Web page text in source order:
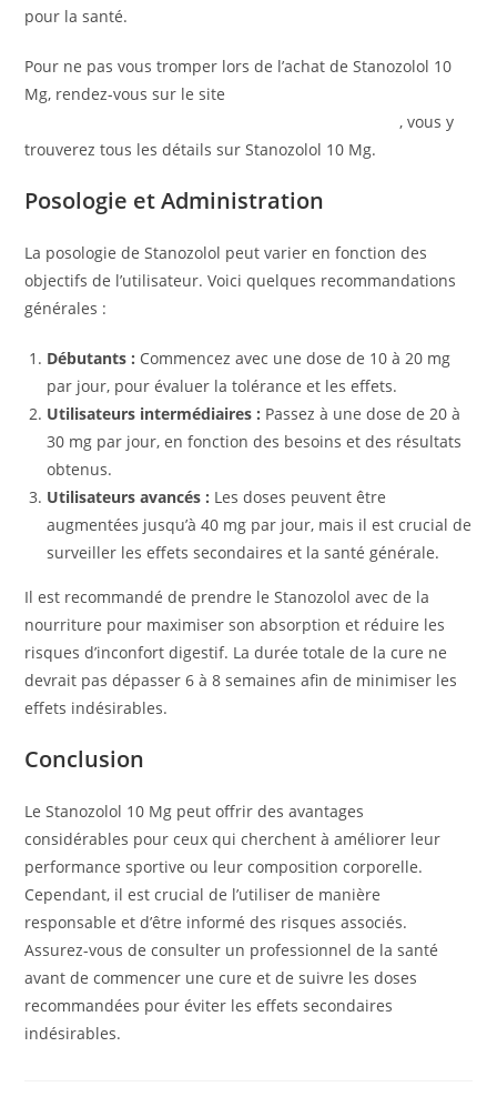
pour la santé.
Pour ne pas vous tromper lors de l’achat de Stanozolol 10
Mg, rendez-vous sur le site
qualite.com/produit/stanozolol-10-mg-zhengzhou/, vous y
trouverez tous les détails sur Stanozolol 10 Mg.
Posologie et Administration
La posologie de Stanozolol peut varier en fonction des
objectifs de l’utilisateur. Voici quelques recommandations
générales :
Débutants : Commencez avec une dose de 10 à 20 mg
par jour, pour évaluer la tolérance et les effets.
Utilisateurs intermédiaires : Passez à une dose de 20 à
30 mg par jour, en fonction des besoins et des résultats
obtenus.
Utilisateurs avancés : Les doses peuvent être
augmentées jusqu’à 40 mg par jour, mais il est crucial de
surveiller les effets secondaires et la santé générale.
Il est recommandé de prendre le Stanozolol avec de la
nourriture pour maximiser son absorption et réduire les
risques d’inconfort digestif. La durée totale de la cure ne
devrait pas dépasser 6 à 8 semaines afin de minimiser les
effets indésirables.
Conclusion
Le Stanozolol 10 Mg peut offrir des avantages
considérables pour ceux qui cherchent à améliorer leur
performance sportive ou leur composition corporelle.
Cependant, il est crucial de l’utiliser de manière
responsable et d’être informé des risques associés.
Assurez-vous de consulter un professionnel de la santé
avant de commencer une cure et de suivre les doses
recommandées pour éviter les effets secondaires
indésirables.